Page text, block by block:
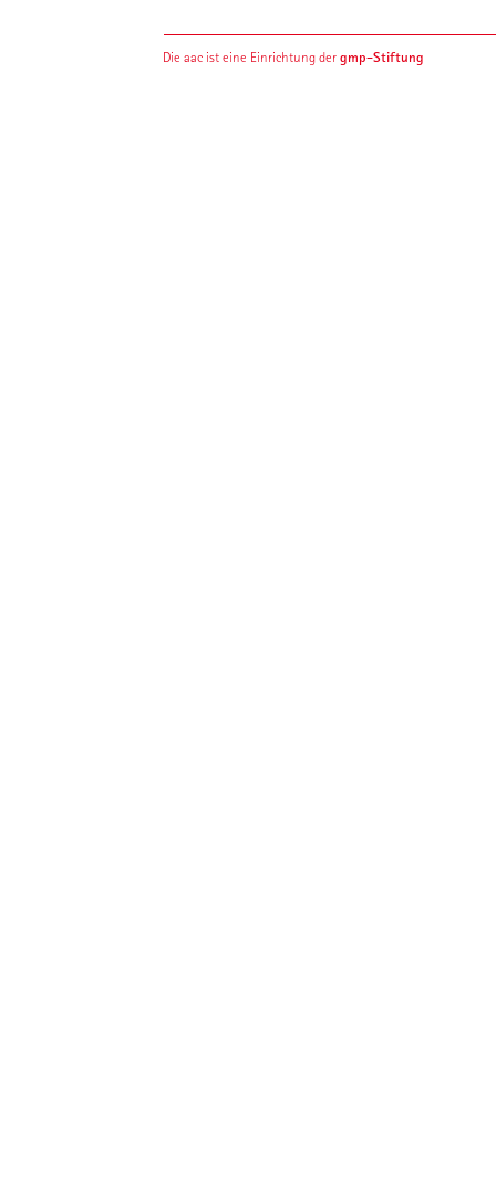
Die aac ist eine Einrichtung dergmp-Stiftung